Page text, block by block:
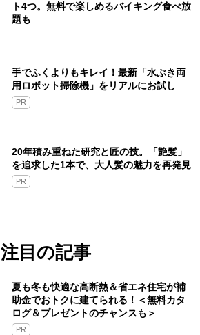
ト4つ。無料で楽しめるバイキング食べ放
題も
手でふくよりもキレイ！最新「水ぶき両
用ロボット掃除機」をリアルにお試し
PR
20年積み重ねた研究と匠の技。「艶髪」
を追求した1本で、大人髪の魅力を再発見
PR
注目の記事
夏も冬も快適な高断熱＆省エネ住宅が補
助金でおトクに建てられる！＜無料カタ
ログ＆プレゼントのチャンスも＞
PR